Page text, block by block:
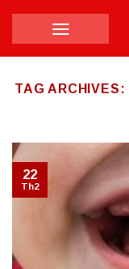
TAG ARCHIVES:
22
Th2